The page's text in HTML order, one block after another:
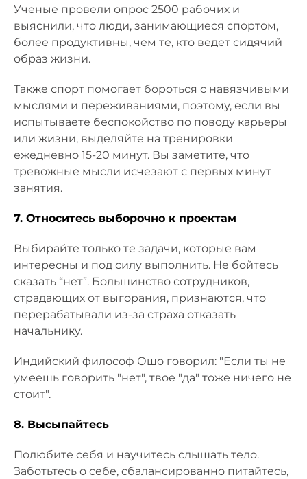
Ученые провели опрос 2500 рабочих и
выяснили, что люди, занимающиеся спортом,
более продуктивны, чем те, кто ведет сидячий
образ жизни.
Также спорт помогает бороться с навязчивыми
мыслями и переживаниями, поэтому, если вы
испытываете беспокойство по поводу карьеры
или жизни, выделяйте на тренировки
ежедневно 15-20 минут. Вы заметите, что
тревожные мысли исчезают с первых минут
занятия.
7. Относитесь выборочно к проектам
Выбирайте только те задачи, которые вам
интересны и под силу выполнить. Не бойтесь
сказать “нет”. Большинство сотрудников,
страдающих от выгорания, признаются, что
перерабатывали из-за страха отказать
начальнику.
Индийский философ Ошо говорил: "Если ты не
умеешь говорить "нет", твое "да" тоже ничего не
стоит".
8. Высыпайтесь
Полюбите себя и научитесь слышать тело.
Заботьтесь о себе, сбалансированно питайтесь,